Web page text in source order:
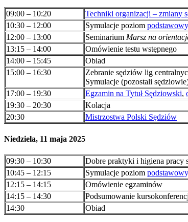
09:00 – 10:20
Techniki organizacji – zmiany
10:30 – 12:00
Symulacje poziom
12:00 – 13:00
Seminarium Marsz na
13:15 – 14:00
Omówienie testu wstępnego
14:00 – 15:45
Obiad
15:00 – 16:30
Zebranie sędziów lig
Symulacje (pozostali
17:00 – 19:30
Egzamin na Tytuł Sędziowski,
19:30 – 20:30
Kolacja
20:30
Mistrzostwa Polski Sędziów
Niedziela, 11 maja 2025
09:30 – 10:30
Dobre praktyki i higiena pracy
10:45 – 12:15
Symulacje poziom
12:15 – 14:15
Omówienie egzaminów
14:15 – 14:30
Podsumowanie
14:30
Obiad